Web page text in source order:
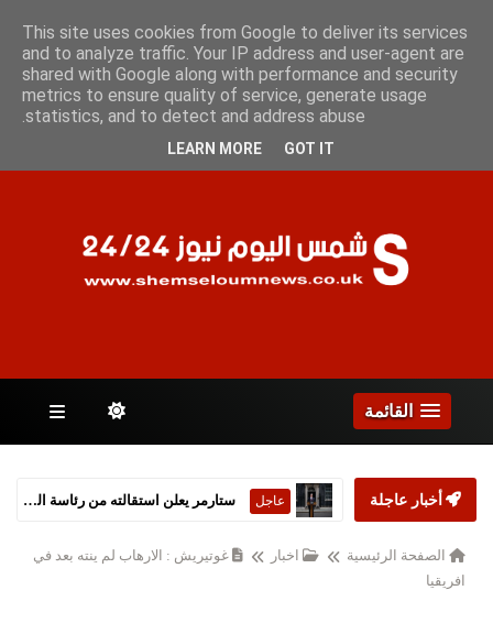
الجمعة 7 أغسطس 2026
الصفحات
القائمة
أخبار عاجلة عاجل ستارمر يعلن استقالته من رئاسة الحكومة البريطانية
الصفحة الرئيسية اخبار
غوتيريش : الارهاب لم ينته بعد في
افريقيا
This site uses cookies from Google to deliver its services
and to analyze traffic. Your IP address and user-agent are
shared with Google along with performance and security
metrics to ensure quality of service, generate usage
statistics, and to detect and address abuse.
LEARN MORE GOT IT